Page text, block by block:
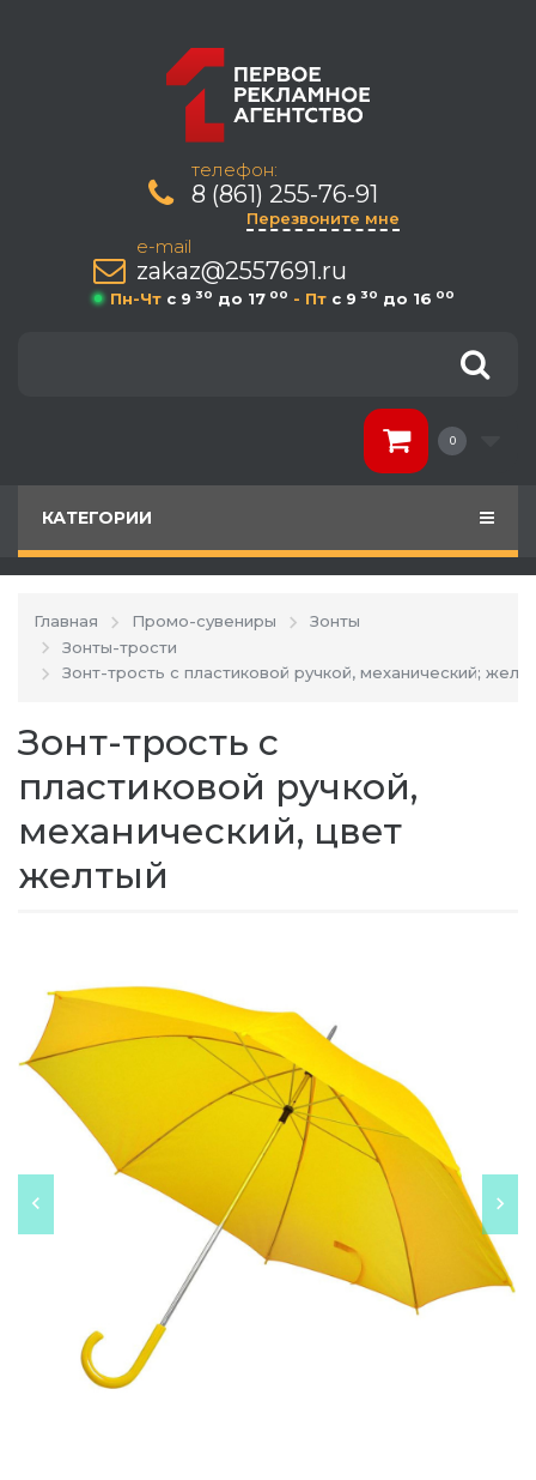
телефон:
8 (861) 255-76-91
Перезвоните мне
e-mail
zakaz@2557691.ru
Пн-Чт c 9 30 до 17 00 - Пт c 9 30 до 16 00
0
КАТЕГОРИИ
Главная Промо-сувениры
Зонты
Зонты-трости
Зонт-трость с пластиковой ручкой, механический;
Зонт-трость с
пластиковой ручкой,
механический, цвет
желтый